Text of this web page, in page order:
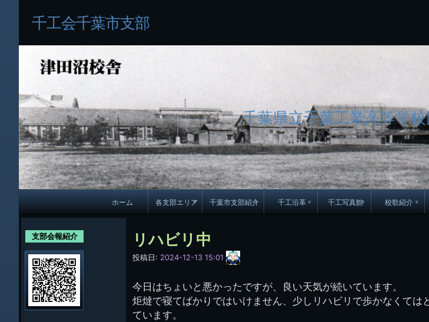
プ
千工会千葉市支部
千葉県立千葉工業高等学
メ
イ
ン
ナ
ビ
ゲ
ー
ホーム 各支部エリア 千葉市支部紹介
会員・役員名簿
ちばし支部だより
千工沿革
検見川校舎時代
千工写真館
生実校舎以前 寒川
校歌紹介
リハビリ中
投稿日: 2024-12-13 15:01
サ
イ
管
理
人
今日はちょいと悪かったですが、良い天気が続いています。
炬燵で寝てばかりではいけません、少しリハビリで歩かなくては
ています。
支部会報紹介